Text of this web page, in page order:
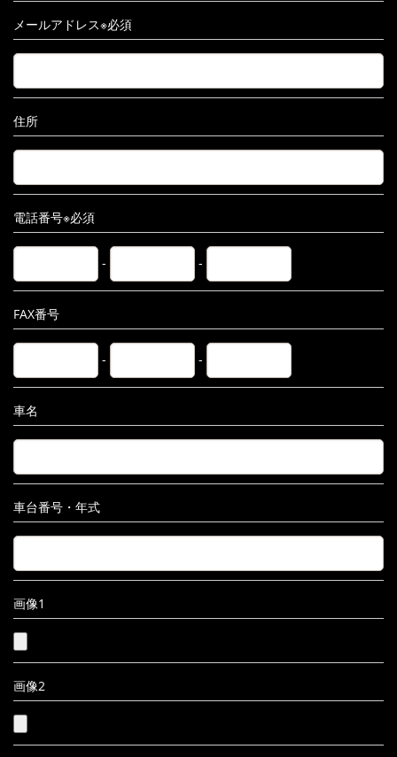
メールアドレス※必須
住所
電話番号※必須
- -
FAX番号
- -
車名
車台番号・年式
画像1
画像2